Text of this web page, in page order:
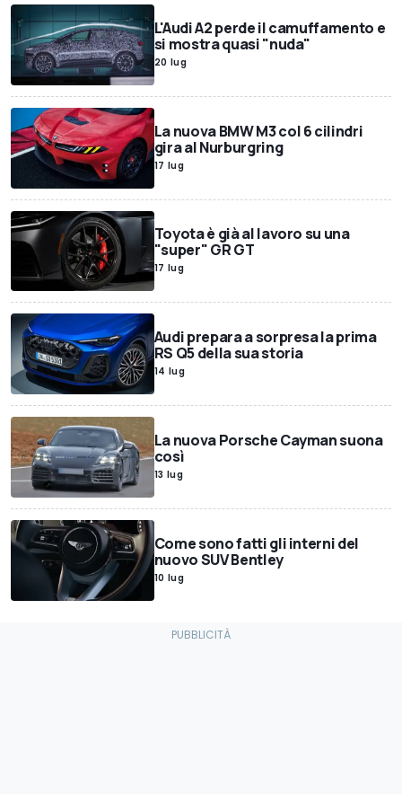
L'Audi A2 perde il camuffamento e
si mostra quasi "nuda"
20 lug
La nuova BMW M3 col 6 cilindri
gira al Nurburgring
17 lug
Toyota è già al lavoro su una
"super" GR GT
17 lug
Audi prepara a sorpresa la prima
RS Q5 della sua storia
14 lug
La nuova Porsche Cayman suona
così
13 lug
Come sono fatti gli interni del
nuovo SUV Bentley
10 lug